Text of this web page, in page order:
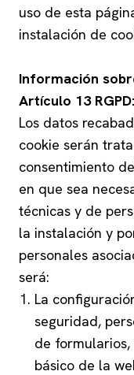
uso de esta
instalación de
Información
Artículo 13 RGPD:
Los datos
cookie serán
consentimiento
en que sea
técnicas y de
la instalación y
personales
será:
La
seguridad,
de
básico de la